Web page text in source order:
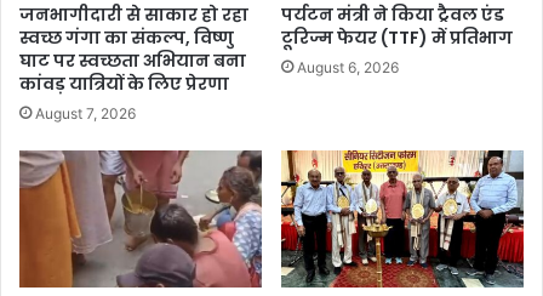
जनभागीदारी से साकार हो रहा
स्वच्छ गंगा का संकल्प, विष्णु
घाट पर स्वच्छता अभियान बना
कांवड़ यात्रियों के लिए प्रेरणा
August 7, 2026
पर्यटन मंत्री ने किया ट्रैवल एंड
टूरिज्म फेयर (TTF) में प्रतिभाग
August 6, 2026